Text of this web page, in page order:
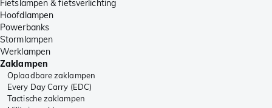
Fietslampen & fietsverlichting
Hoofdlampen
Powerbanks
Stormlampen
Werklampen
Zaklampen
Oplaadbare zaklampen
Every Day Carry (EDC)
Tactische zaklampen